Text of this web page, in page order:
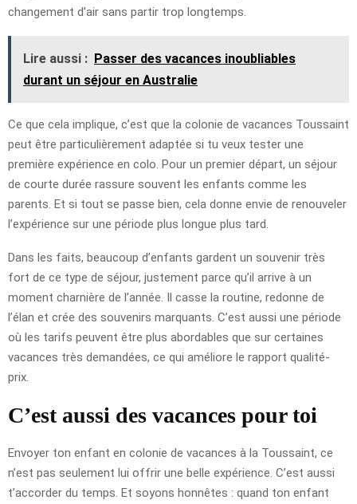
changement d’air sans partir trop longtemps.
Lire aussi : Passer des vacances inoubliables
durant un séjour en Australie
Ce que cela implique, c’est que la colonie de vacances Toussaint
peut être particulièrement adaptée si tu veux tester une
première expérience en colo. Pour un premier départ, un séjour
de courte durée rassure souvent les enfants comme les
parents. Et si tout se passe bien, cela donne envie de renouveler
l’expérience sur une période plus longue plus tard.
Dans les faits, beaucoup d’enfants gardent un souvenir très
fort de ce type de séjour, justement parce qu’il arrive à un
moment charnière de l’année. Il casse la routine, redonne de
l’élan et crée des souvenirs marquants. C’est aussi une période
où les tarifs peuvent être plus abordables que sur certaines
vacances très demandées, ce qui améliore le rapport qualité-
prix.
C’est aussi des vacances pour toi
Envoyer ton enfant en colonie de vacances à la Toussaint, ce
n’est pas seulement lui offrir une belle expérience. C’est aussi
t’accorder du temps. Et soyons honnêtes : quand ton enfant